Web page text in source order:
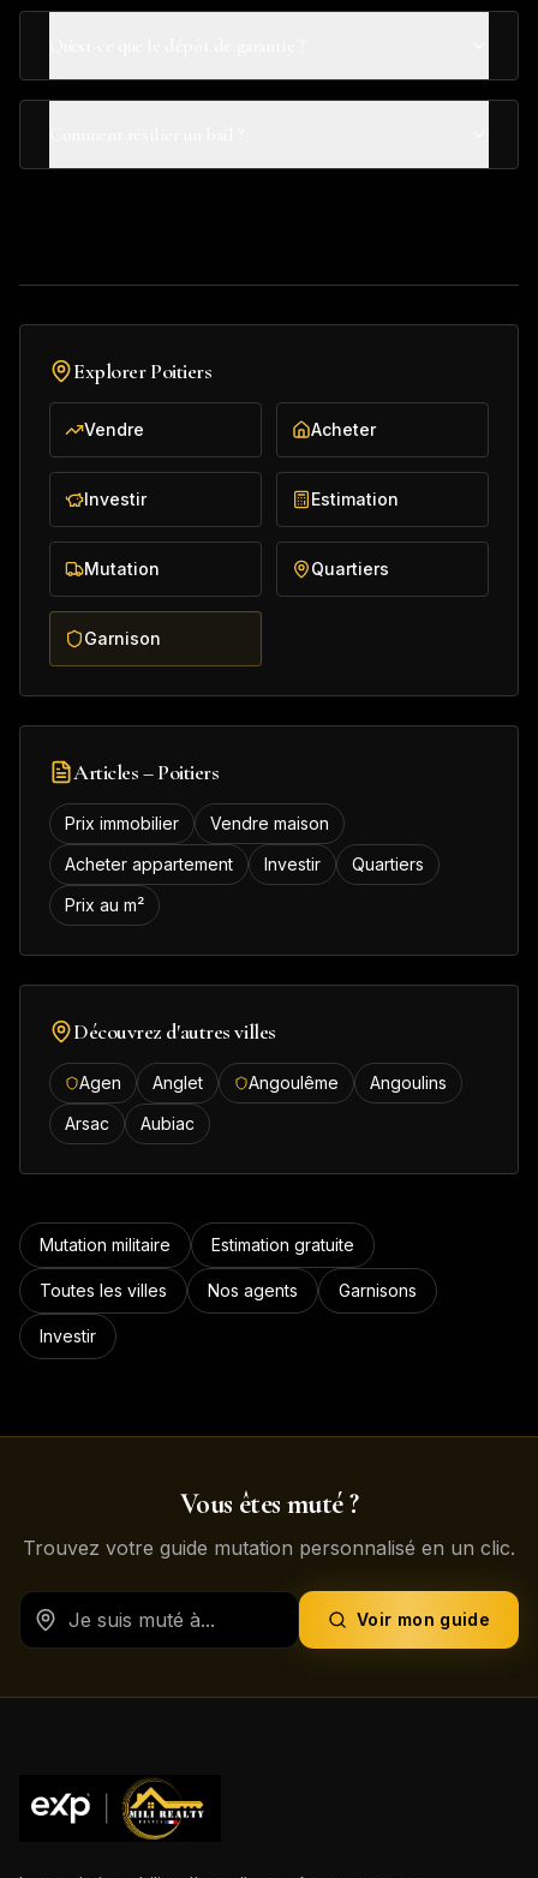
ExplorerPoitiers
Vendre Acheter
Investir Estimation
Mutation Quartiers
Garnison
Articles –Poitiers
Prix immobilier
Vendre maison
Acheter appartement
Investir
Quartiers
Prix au m²
Découvrez d'autres villes
Agen Anglet Angoulême
Angoulins
Arsac
Aubiac
Mutation militaire Estimation gratuite
Toutes les villes Nos agents Garnisons
Investir
Vous êtes muté ?
Trouvez votre guide mutation personnalisé en un clic.
Voir mon guide